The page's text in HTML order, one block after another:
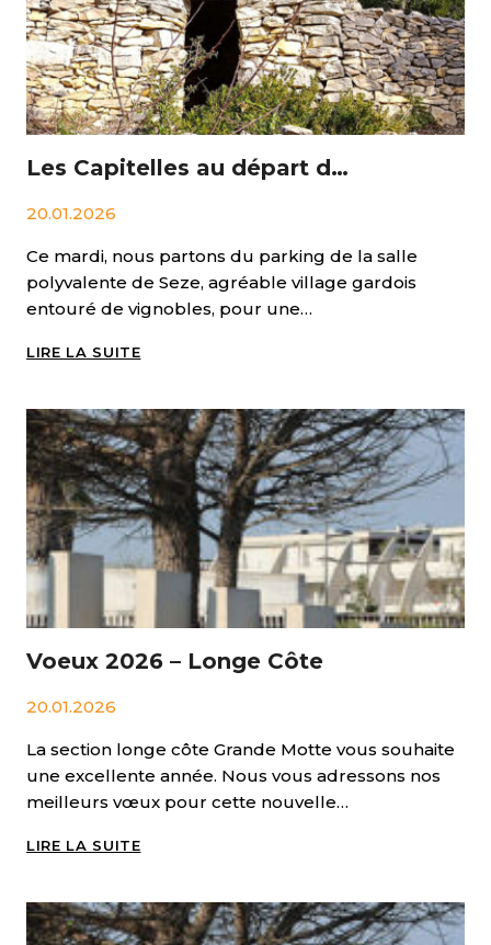
À
LA
GRANDE
MOTTE
Les Capitelles au départ de Saze
20.01.2026
Ce mardi, nous partons du parking de la salle
polyvalente de Seze, agréable village gardois
entouré de vignobles, pour une…
LIRE LA SUITE
DÉPART
DE
SAZE
Voeux 2026 – Longe Côte
20.01.2026
La section longe côte Grande Motte vous souhaite
une excellente année. Nous vous adressons nos
meilleurs vœux pour cette nouvelle…
LIRE LA SUITE
LONGE
CÔTE